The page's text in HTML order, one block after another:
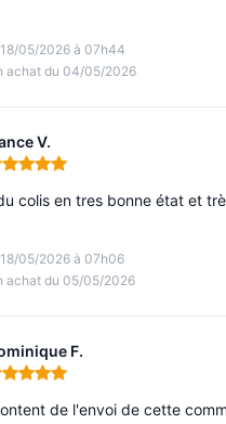
05/2026 à 07h44
achat du 04/05/2026
V.
: 5 sur 5
05/2026 à 07h06
achat du 05/05/2026
colis en tres bonne état et
F.
: 5 sur 5
de l'envoi de cette